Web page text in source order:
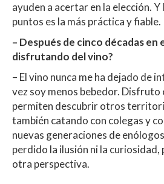
ayuden a acertar en la elección.
puntos es la más práctica y fiable.
– Después de cinco décadas en
disfrutando del vino?
– El vino nunca me ha dejado de
vez soy menos bebedor. Disfruto
permiten descubrir otros
también catando con colegas y
nuevas generaciones de
perdido la ilusión ni la
otra perspectiva.